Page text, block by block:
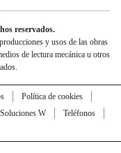
reservados.
y usos de las obras
de lectura mecánica u otros
Política de cookies
Soluciones W
Teléfonos